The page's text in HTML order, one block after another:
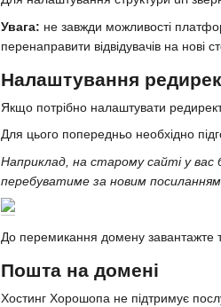
Увага: не завжди можливості
перенаправити відвідувачів на
Налаштування
Якщо потрібно налаштувати
Для цього попередньо необхідно
Наприклад, на старому сайті у вас
перебуватиме за новим
До перемикання домену завантажте
Пошта на домені
Хостинг Хорошопа не підтримує